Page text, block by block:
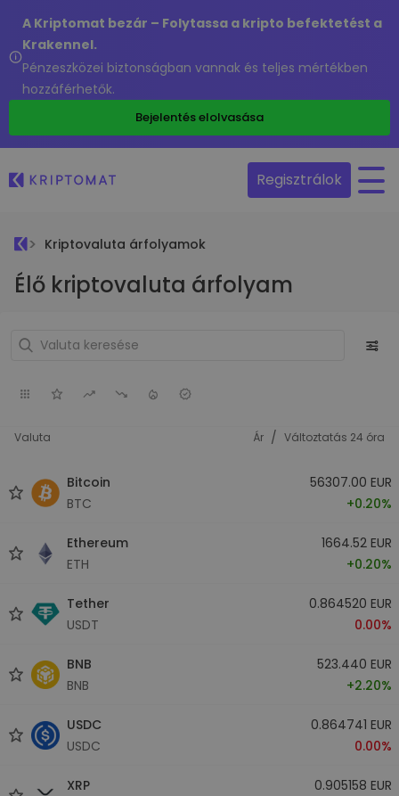
A Kriptomat bezár – Folytassa a kripto befektetést a
Krakennel.
Pénzeszközei biztonságban vannak és teljes mértékben
hozzáférhetők.
Bejelentés elolvasása
Regisztrálok
Kriptovaluta árfolyamok
Élő kriptovaluta árfolyam
Valuta Ár / Változtatás 24 óra
Bitcoin
BTC
56307.00 EUR
+0.20%
Ethereum
ETH
1664.52 EUR
+0.20%
Tether
USDT
0.864520 EUR
0.00%
BNB
BNB
523.440 EUR
+2.20%
USDC
USDC
0.864741 EUR
0.00%
XRP
0.905158 EUR